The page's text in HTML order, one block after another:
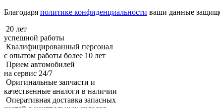
Благодаря политике конфиденциальности ваши данные
20 лет
успешной работы
Квалифицированный персонал
с опытом работы более 10 лет
Прием автомобилей
на сервис 24/7
Оригинальные запчасти и
качественные аналоги в наличии
Оперативная доставка запасных